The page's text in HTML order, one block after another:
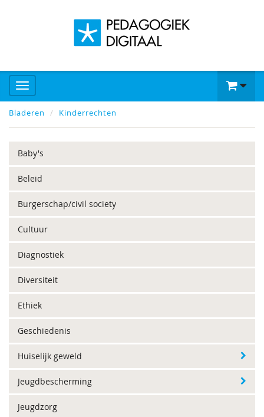
Bladeren Kinderrechten
Baby's
Beleid
Burgerschap/civil society
Cultuur
Diagnostiek
Diversiteit
Ethiek
Geschiedenis
Huiselijk geweld
Jeugdbescherming
Jeugdzorg